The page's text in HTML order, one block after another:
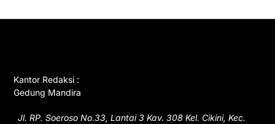
Kantor Redaksi :
Gedung Mandira
Jl. RP. Soeroso No.33, Lantai 3 Kav. 308 Kel. Cikini, Kec.